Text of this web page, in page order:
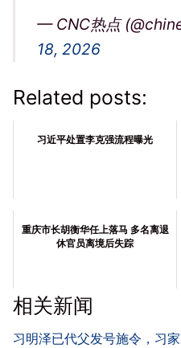
— CNC热点
18, 2026
Related posts:
习近平处置李克强流程曝光
重庆市长胡衡华任上落马 多名离退
休官员离境后失踪
相关新闻
习明泽已代父发号施令，习